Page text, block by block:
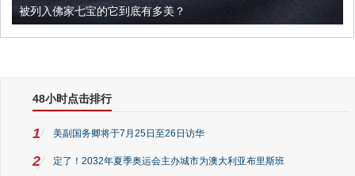
被列入佛家七宝的它到底有多美？
48小时点击排行
1 美副国务卿将于7月25日至26日访华
2 定了！2032年夏季奥运会主办城市为澳大利亚布里斯班